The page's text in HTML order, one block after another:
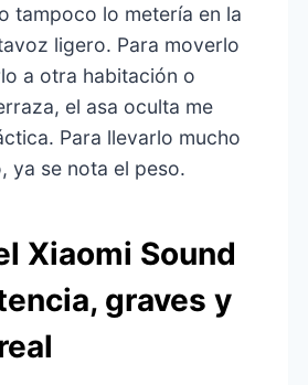
tampoco lo metería en la
ligero. Para moverlo
a otra habitación o
el asa oculta me
Para llevarlo mucho
ya se nota el peso.
Xiaomi Sound
graves y